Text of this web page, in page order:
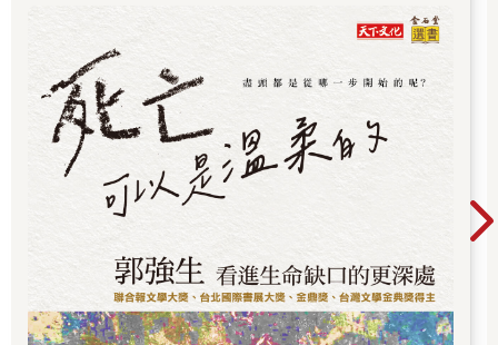
享的自我視為真實的自我，並且把任何可能威脅到她可愛度的傾
向埋藏起來，我埋得太深了，以至於甚至忘了它們的存在。」她
繼續說道：在不信任Instagram的眾多原因中（尤其是它利用了你
的閒暇時間不斷收集數據和定向投放廣告），「最令人不安的是
它讓我不信任自己……我覺得我是作家、演員和藝術家。但是自
從我成為自己的銷售員以來，我一直不相信自己的意圖是純潔
的。」
這本封面出現在報攤的十年前，也就是2009年的夏天，我還是個
熱血的大學畢業新鮮人，一直夢想在雜誌社工作。我在畢業的兩
個禮拜後前往紐約，在一份傳奇時尚刊物的特輯部門實習。這正